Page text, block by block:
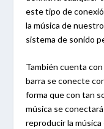
este tipo de
la música de
sistema de sonido
También cuenta
barra se conecte
forma que con tan
música se
reproducir la